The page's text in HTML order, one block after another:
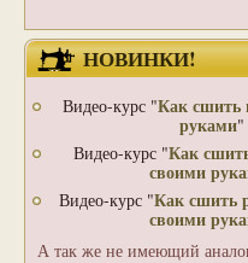
НОВИНКИ!
Видео-курс "Как
руками"
Видео-курс "Как
своими
Видео-курс "Как сшить
своими
А так же не имеющий